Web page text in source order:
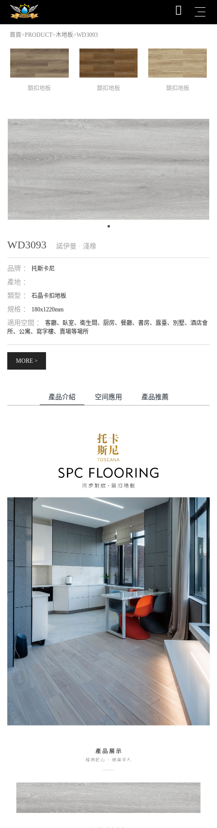
首頁>PRODUCT>木地板>WD3093
鎖扣地板 鎖扣地板 鎖扣地板
WD3093 諾伊曼 · 淺橡
品牌 ： 托斯卡尼
產地 ：
類型 ：
石晶卡扣地板
規格 ： 180x1220mm
適用空間 ：
客廳、臥室、衛生間、厨房、餐廳、書房、露臺、別墅、酒店會
所、公寓、寫字樓、賣場等場所
MORE >
產品介紹 空间應用 產品推薦